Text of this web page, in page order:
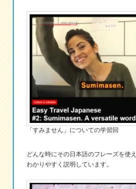
「すみません」についての学習回
どんな時にその日本語のフレーズを使
わかりやすく説明しています。